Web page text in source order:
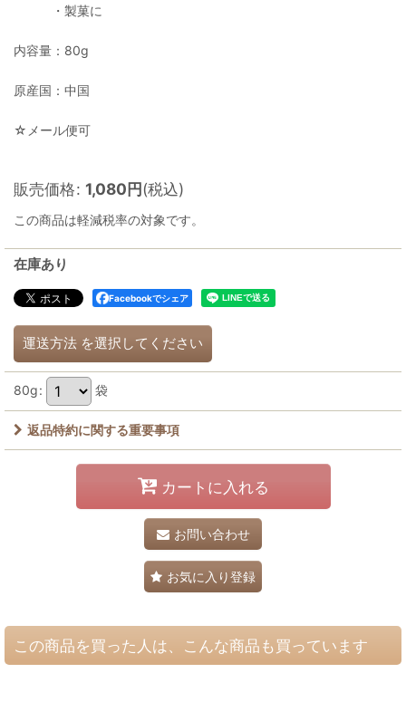
・製菓に
内容量：80g
原産国：中国
☆メール便可
販売価格: 1,080円(税込)
この商品は軽減税率の対象です。
在庫あり
Facebookでシェア
運送方法 を選択してください
80g: 袋
返品特約に関する重要事項
カートに入れる
お問い合わせ
お気に入り登録
この商品を買った人は、こんな商品も買っています